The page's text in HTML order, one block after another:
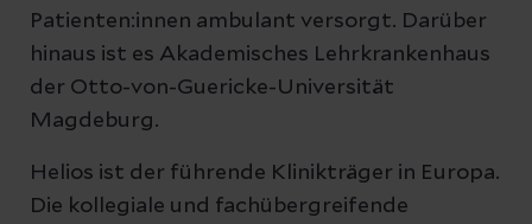
Patienten:innen ambulant versorgt. Darüber
hinaus ist es Akademisches Lehrkrankenhaus
der Otto-von-Guericke-Universität
Magdeburg.
Helios ist der führende Klinikträger in Europa.
Die kollegiale und fachübergreifende